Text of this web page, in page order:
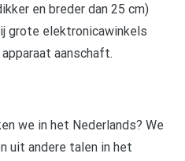
en breder dan 25 cm)
grote elektronicawinkels
aanschaft.
we in het Nederlands? We
uit andere talen in het